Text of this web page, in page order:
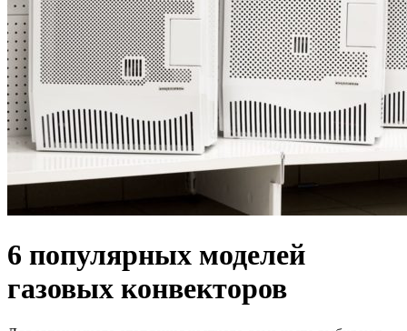
6 популярных моделей
газовых конвекторов